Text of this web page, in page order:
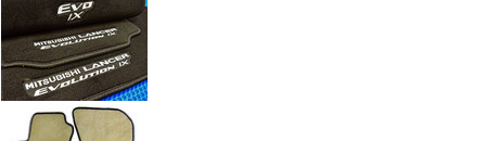
Звоните:
купить коврик в машину.